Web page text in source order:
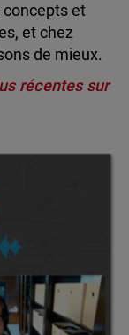
et
et chez
de mieux.
récentes sur